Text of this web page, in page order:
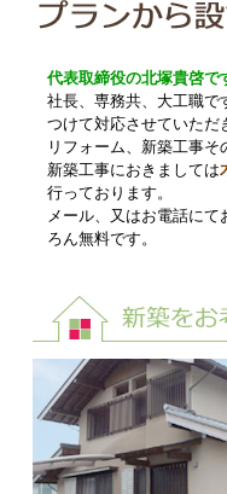
代表取締役の北塚貴啓で
社長、専務共、大工職で
つけて対応させていただ
リフォーム、新築工事そ
新築工事におきましては
行っております。
メール、又はお電話に
ろん無料です。